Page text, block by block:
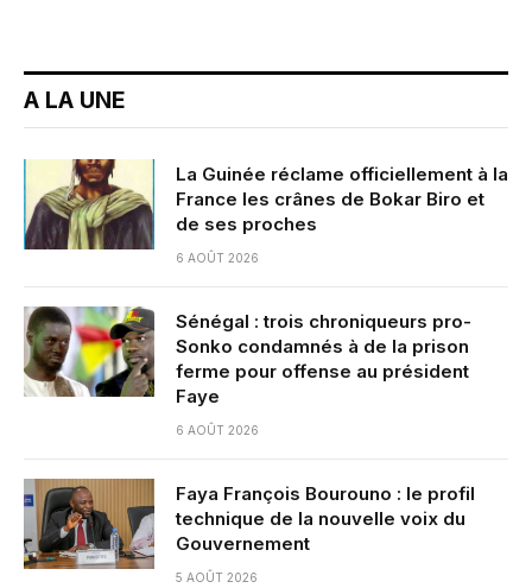
A LA UNE
La Guinée réclame officiellement à la
France les crânes de Bokar Biro et
de ses proches
6 AOÛT 2026
Sénégal : trois chroniqueurs pro-
Sonko condamnés à de la prison
ferme pour offense au président
Faye
6 AOÛT 2026
Faya François Bourouno : le profil
technique de la nouvelle voix du
Gouvernement
5 AOÛT 2026